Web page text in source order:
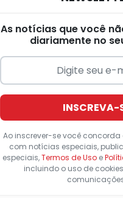
As notícias que você
diariamente no
INSCREVA-
Ao inscrever-se você concorda
com notícias especiais,
especiais,Termos de Usoe
incluindo o uso de